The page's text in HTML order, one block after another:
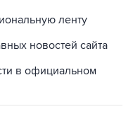
ленту
новостей сайта
в официальном